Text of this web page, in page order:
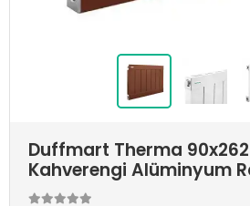
Duffmart Therma
Kahverengi Alüminyum